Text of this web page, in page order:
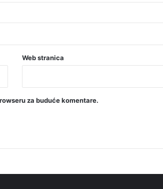
Web stranica
za buduće komentare.